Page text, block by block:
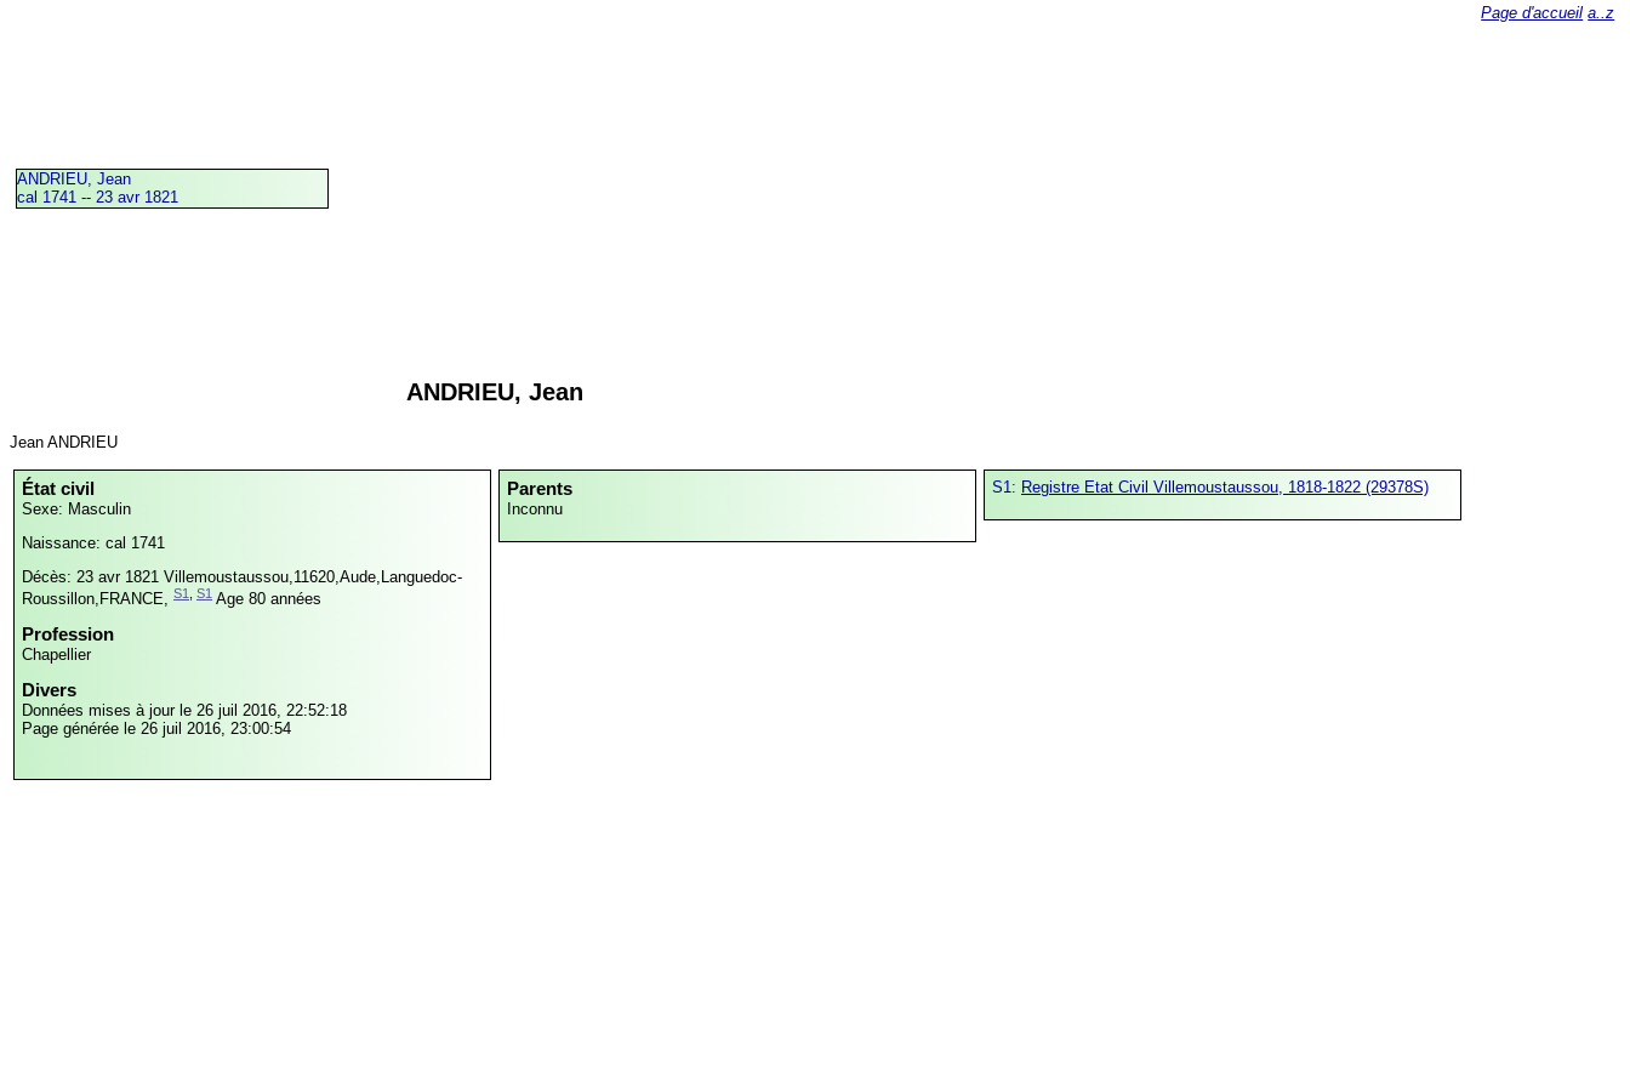
ANDRIEU, Jean
cal 1741 -- 23 avr 1821
ANDRIEU, Jean
Jean ANDRIEU
État civil
Sexe: Masculin
Naissance: cal 1741
Décès: 23 avr 1821 Villemoustaussou,11620,Aude,Languedoc-
Roussillon,FRANCE, S1 S1 Age 80 années
Profession
Chapellier
Divers
Données mises à jour le 26 juil 2016, 22:52:18
Page générée le 26 juil 2016, 23:00:54
Parents
Inconnu
S1: Registre Etat Civil Villemoustaussou, 1818-1822 (29378S)
Page d'accueil a..z